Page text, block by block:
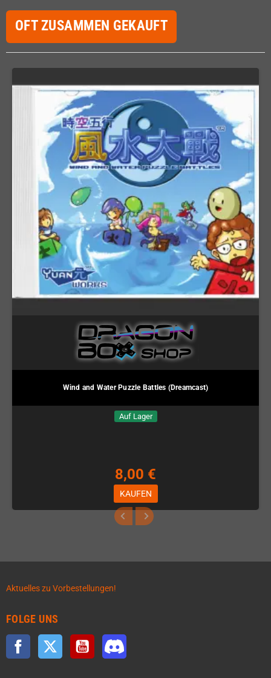
OFT ZUSAMMEN GEKAUFT
Wind and Water Puzzle Battles (Dreamcast)
Auf Lager
8,00 €
KAUFEN
Aktuelles zu Vorbestellungen!
FOLGE UNS
Facebook Twitter YouTube